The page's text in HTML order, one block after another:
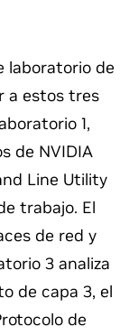
laboratorio de
a estos tres
1,
de NVIDIA
Line Utility
trabajo. El
de red y
3 analiza
de capa 3, el
de